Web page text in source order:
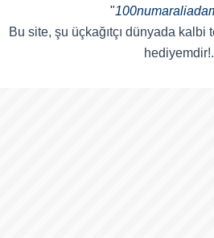
"
Bu site, şu üçkağıtçı dünyada